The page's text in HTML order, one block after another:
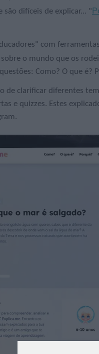
são difíceis de explicar... "
com
o mundo que os
Como? O que é?
de clarificar diferentes
e quizzes. Estes